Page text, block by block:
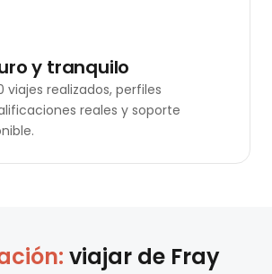
y tranquilo
viajes realizados, perfiles
reales y soporte
viajar de Fray